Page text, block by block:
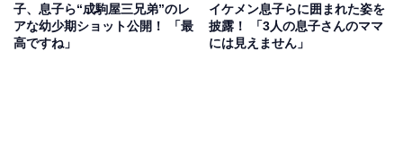
子、息子ら“成駒屋三兄弟”のレ
アな幼少期ショット公開！ 「最
高ですね」
イケメン息子らに囲まれた姿を
披露！ 「3人の息子さんのママ
には見えません」